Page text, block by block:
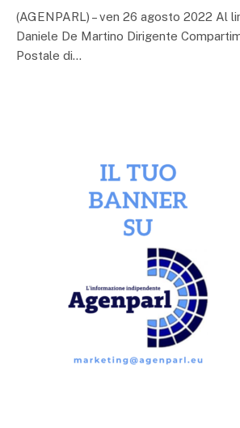
(AGENPARL) – ven 26 agosto 2022 Al
Daniele De Martino Dirigente
Postale di…